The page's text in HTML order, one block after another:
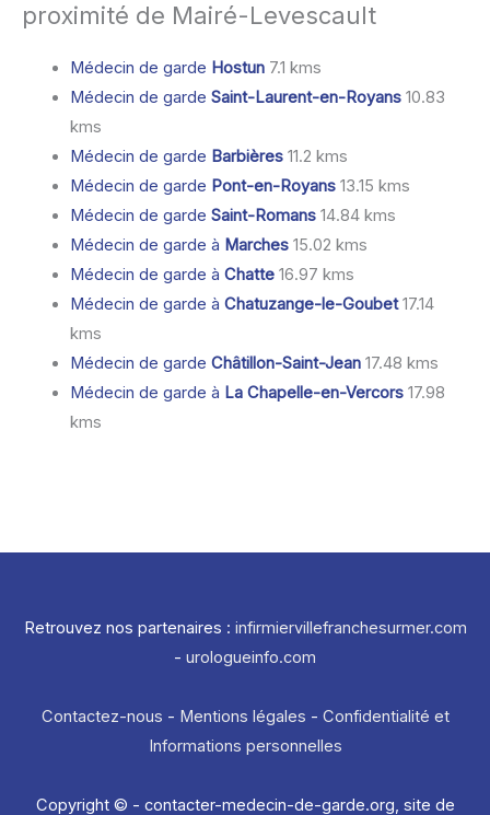
proximité de Mairé-Levescault
Médecin de garde Hostun7.1 kms
Médecin de garde Saint-Laurent-en-Royans10.83
kms
Médecin de garde Barbières11.2 kms
Médecin de garde Pont-en-Royans13.15 kms
Médecin de garde Saint-Romans14.84 kms
Médecin de garde à Marches15.02 kms
Médecin de garde à Chatte16.97 kms
Médecin de garde à Chatuzange-le-Goubet17.14
kms
Médecin de garde Châtillon-Saint-Jean17.48 kms
Médecin de garde à La Chapelle-en-Vercors17.98
kms
Retrouvez nos partenaires : infirmiervillefranchesurmer.com
- urologueinfo.com
Contactez-nous - Mentions légales - Confidentialité et
Informations personnelles
Copyright © - contacter-medecin-de-garde.org, site de